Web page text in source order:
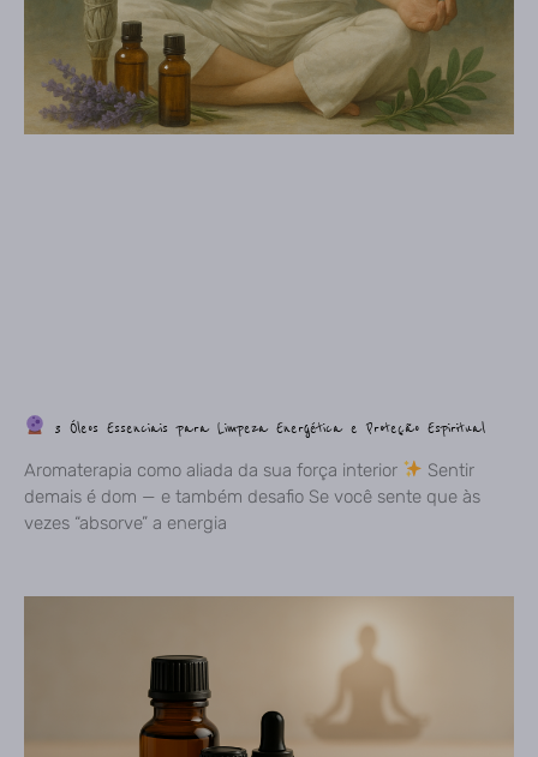
3 Óleos Essenciais para Limpeza Energética e Proteção Espiritual
Aromaterapia como aliada da sua força interior
Sentir
demais é dom — e também desafio Se você sente que às
vezes “absorve” a energia